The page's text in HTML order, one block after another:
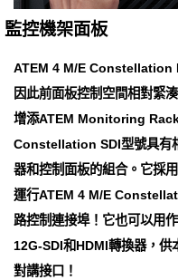
監控機架面板
ATEM 4 M/E Con​​stellation
因此前面板控制空間相對緊
增添ATEM Monitoring
Constellation SDI型號具有
器和控制面板的組合。它採
運行ATEM 4 M/E
路控制連接埠！它也可以用
12G-SDI和HDMI轉換器，供
對講接口！